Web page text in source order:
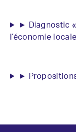
► Diagnostic «
l’économie
►